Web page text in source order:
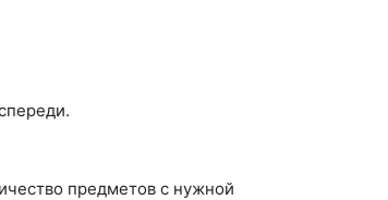
предметов с нужной